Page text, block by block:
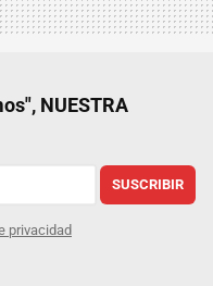
NUESTRA
SUSCRIBIR
privacidad